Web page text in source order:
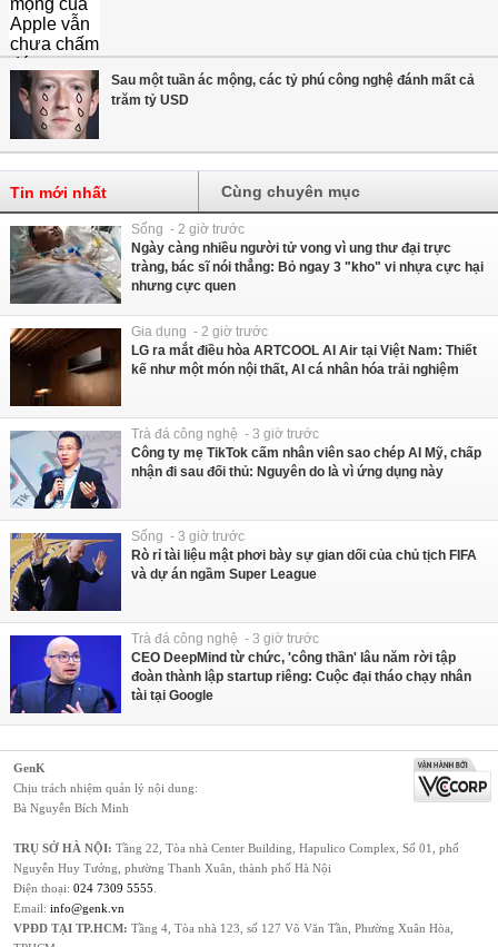
Sau một tuần ác mộng, các tỷ phú công nghệ đánh mất cả
trăm tỷ USD
Tin mới nhất Cùng chuyên mục
Sống - 2 giờ trước
Ngày càng nhiều người tử vong vì ung thư đại trực
tràng, bác sĩ nói thẳng: Bỏ ngay 3 "kho" vi nhựa cực hại
nhưng cực quen
Gia dụng - 2 giờ trước
LG ra mắt điều hòa ARTCOOL AI Air tại Việt Nam: Thiết
kế như một món nội thất, AI cá nhân hóa trải nghiệm
Trà đá công nghệ - 3 giờ trước
Công ty mẹ TikTok cấm nhân viên sao chép AI Mỹ, chấp
nhận đi sau đối thủ: Nguyên do là vì ứng dụng này
Sống - 3 giờ trước
Rò rỉ tài liệu mật phơi bày sự gian dối của chủ tịch FIFA
và dự án ngầm Super League
Trà đá công nghệ - 3 giờ trước
CEO DeepMind từ chức, 'công thần' lâu năm rời tập
đoàn thành lập startup riêng: Cuộc đại tháo chạy nhân
tài tại Google
GenK
Chịu trách nhiệm quản lý nội dung:
Bà Nguyễn Bích Minh
TRỤ SỞ HÀ NỘI: Tầng 22, Tòa nhà Center Building, Hapulico Complex, Số 01, phố
Nguyễn Huy Tưởng, phường Thanh Xuân, thành phố Hà Nội
Điện thoại: 024 7309 5555.
Email: info@genk.vn
VPĐD TẠI TP.HCM: Tầng 4, Tòa nhà 123, số 127 Võ Văn Tần, Phường Xuân Hòa,